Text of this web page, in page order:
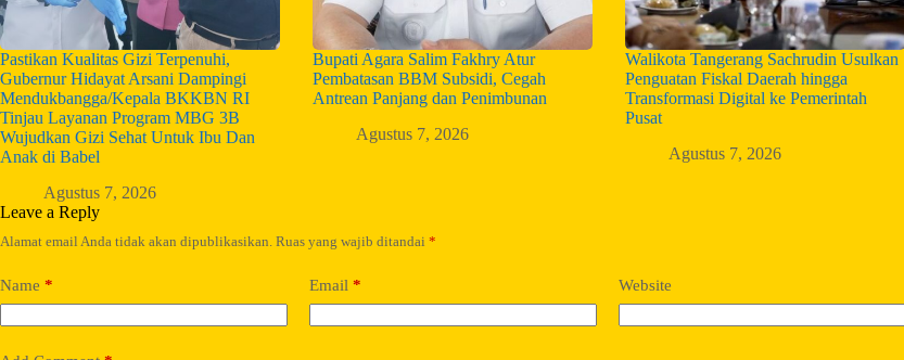
Pastikan Kualitas Gizi Terpenuhi,
Gubernur Hidayat Arsani Dampingi
Mendukbangga/Kepala BKKBN RI
Tinjau Layanan Program MBG 3B
Wujudkan Gizi Sehat Untuk Ibu Dan
Anak di Babel
Agustus 7, 2026
Bupati Agara Salim Fakhry Atur
Pembatasan BBM Subsidi, Cegah
Antrean Panjang dan Penimbunan
Agustus 7, 2026
Walikota Tangerang Sachrudin Usulkan
Penguatan Fiskal Daerah hingga
Transformasi Digital ke Pemerintah
Pusat
Agustus 7, 2026
Leave a Reply
Alamat email Anda tidak akan dipublikasikan. Ruas yang wajib ditandai *
Name * Email * Website